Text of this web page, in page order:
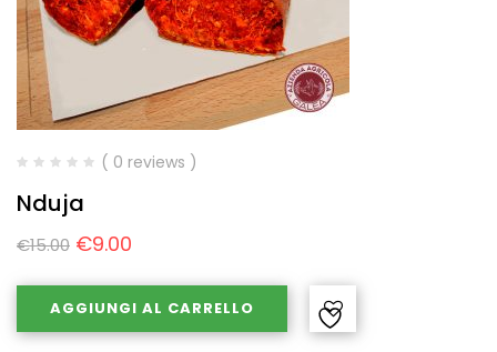
( 0 reviews )
Nduja
€15.00 €9.00
AGGIUNGI AL CARRELLO